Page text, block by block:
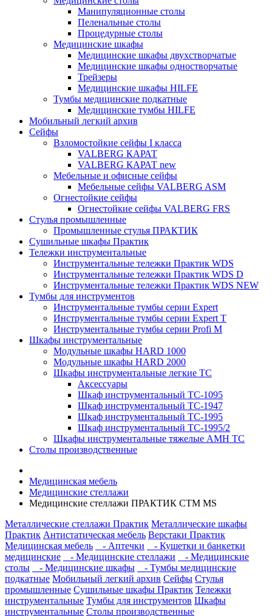
Манипуляционные столы
Пеленальные столы
Процедурные столы
Медицинские шкафы
Медицинские шкафы двухстворчатые
Медицинские шкафы одностворчатые
Трейзеры
Медицинские шкафы HILFE
Тумбы медицинские подкатные
Медицинские тумбы HILFE
Мобильный легкий архив
Сейфы
Взломостойкие сейфы I класса
VALBERG КАРАТ
VALBERG КАРАТ new
Мебельные и офисные сейфы
Мебельные сейфы VALBERG ASM
Огнестойкие сейфы
Огнестойкие сейфы VALBERG FRS
Стулья промышленные
Промышленные стулья ПРАКТИК
Сушильные шкафы Практик
Тележки инструментальные
Инструментальные тележки Практик WDS
Инструментальные тележки Практик WDS D
Инструментальные тележки Практик WDS NEW
Тумбы для инструментов
Инструментальные тумбы серии Expert
Инструментальные тумбы серии Expert T
Инструментальные тумбы серии Profi M
Шкафы инструментальные
Модульные шкафы HARD 1000
Модульные шкафы HARD 2000
Шкафы инструментальные легкие ТС
Аксессуары
Шкаф инструментальный TC-1095
Шкаф инструментальный TC-1947
Шкаф инструментальный TC-1995
Шкаф инструментальный TC-1995/2
Шкафы инструментальные тяжелые AMH TC
Столы производственные
Медицинская мебель
Медицинские стеллажи
Медицинские стеллажи ПРАКТИК СТМ MS
Металлические стеллажи Практик Металлические шкафы
Практик Антистатическая мебель Верстаки Практик
Медицинская мебель
- Аптечки
- Кушетки и банкетки
медицинские
- Медицинские стеллажи
- Медицинские
столы
- Медицинские шкафы
- Тумбы медицинские
подкатные Мобильный легкий архив Сейфы Стулья
промышленные Сушильные шкафы Практик Тележки
инструментальные Тумбы для инструментов Шкафы
инструментальные Столы производственные